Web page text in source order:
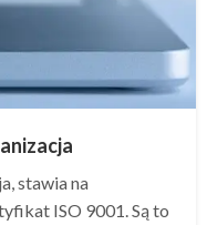
stawia na
ISO 9001. Są to